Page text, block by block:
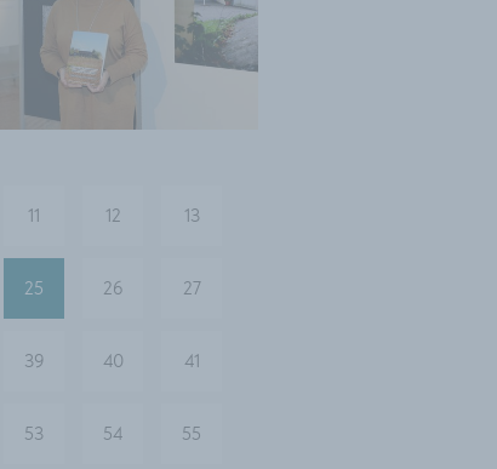
11 12 13
25 26 27
39 40 41
53 54 55